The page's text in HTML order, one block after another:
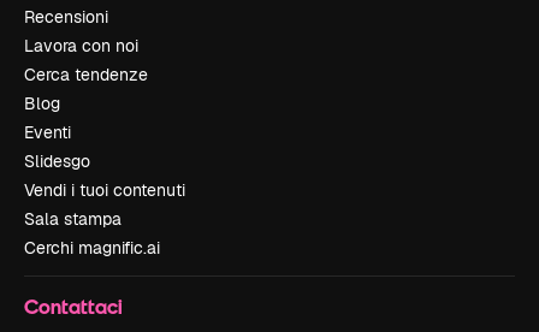
Recensioni
Lavora con noi
Cerca tendenze
Blog
Eventi
Slidesgo
Vendi i tuoi contenuti
Sala stampa
Cerchi magnific.ai
Contattaci